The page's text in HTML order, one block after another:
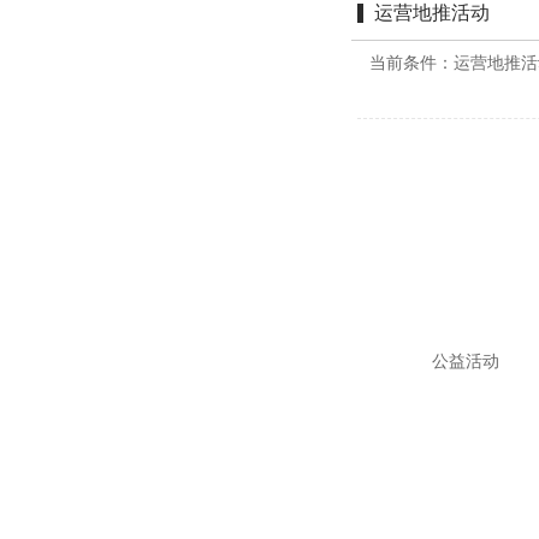
运营地推活动
当前条件： 运营地推
公益活动